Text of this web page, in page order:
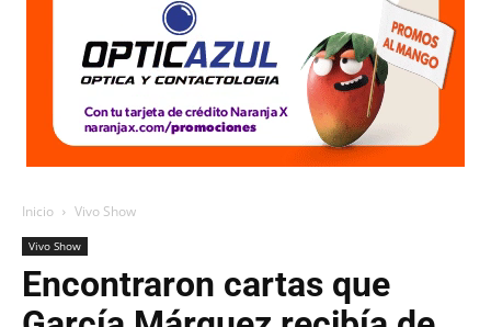
Inicio Vivo Show
Vivo Show
Encontraron cartas que